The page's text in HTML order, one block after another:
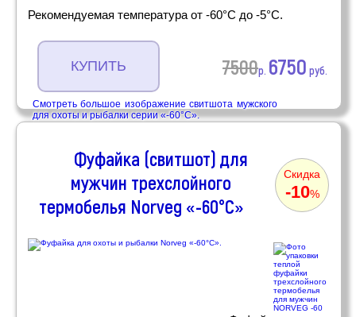
Рекомендуемая температура от -60°C до -5°C.
КУПИТЬ 7500р. 6750 руб.
Фуфайка (свитшот) для
мужчин трехслойного
термобелья Norveg «-60°С»
Скидка
-10%
Смотреть большое изображение свитшота мужского
для охоты и рыбалки серии «-60°С».